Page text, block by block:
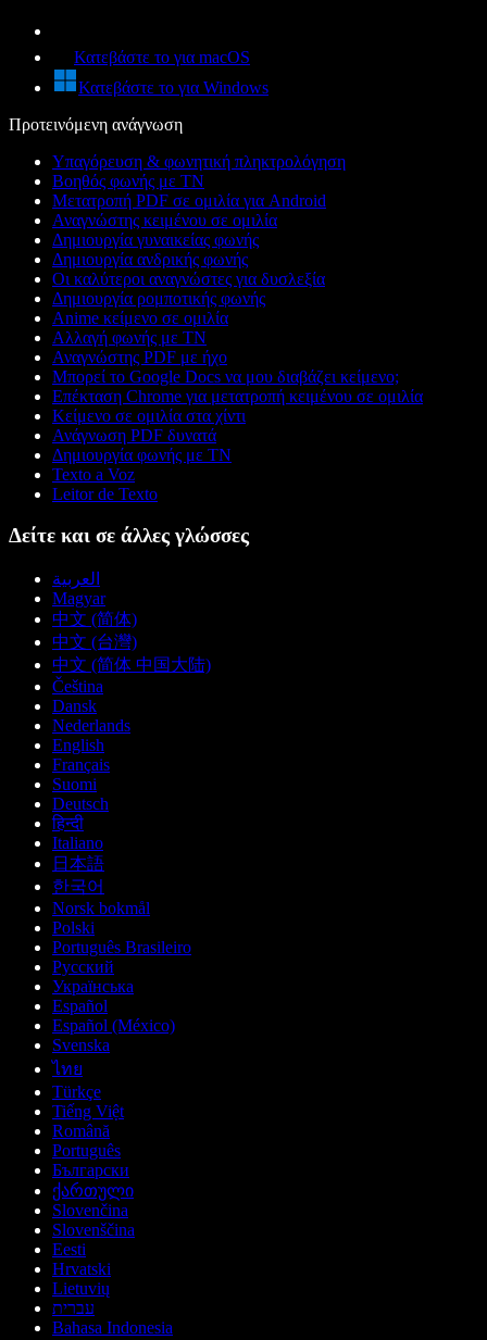
Κατεβάστε το για macOS
Κατεβάστε το για Windows
Προτεινόμενη ανάγνωση
Υπαγόρευση & φωνητική πληκτρολόγηση
Βοηθός φωνής με ΤΝ
Μετατροπή PDF σε ομιλία για Android
Αναγνώστης κειμένου σε ομιλία
Δημιουργία γυναικείας φωνής
Δημιουργία ανδρικής φωνής
Οι καλύτεροι αναγνώστες για δυσλεξία
Δημιουργία ρομποτικής φωνής
Anime κείμενο σε ομιλία
Αλλαγή φωνής με ΤΝ
Αναγνώστης PDF με ήχο
Μπορεί το Google Docs να μου διαβάζει κείμενο;
Επέκταση Chrome για μετατροπή κειμένου σε ομιλία
Κείμενο σε ομιλία στα χίντι
Ανάγνωση PDF δυνατά
Δημιουργία φωνής με ΤΝ
Texto a Voz
Leitor de Texto
Δείτε και σε άλλες γλώσσες
العربية
Magyar
中文 (简体)
中文 (台灣)
中文 (简体 中国大陆)
Čeština
Dansk
Nederlands
English
Français
Suomi
Deutsch
हिन्दी
Italiano
日本語
한국어
Norsk bokmål
Polski
Português Brasileiro
Русский
Українська
Español
Español (México)
Svenska
ไทย
Türkçe
Tiếng Việt
Română
Português
Български
ქართული
Slovenčina
Slovenščina
Eesti
Hrvatski
Lietuvių
עברית
Bahasa Indonesia